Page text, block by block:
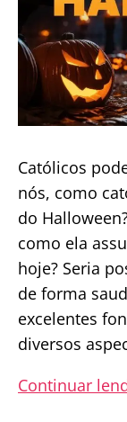
Católicos
nós, como
do
como ela
hoje? Seria
de forma
excelentes
diversos
Continuar